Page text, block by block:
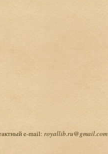
e-mail: royallib.ru@gmail.com